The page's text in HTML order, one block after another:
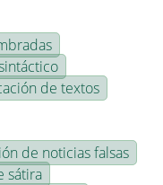
de textos
de noticias falsas
sátira